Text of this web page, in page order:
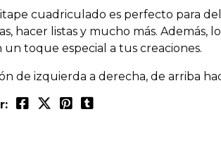
cuadriculado es perfecto para
hacer listas y mucho más. Además,
un toque especial a tus creaciones.
de izquierda a derecha, de arriba